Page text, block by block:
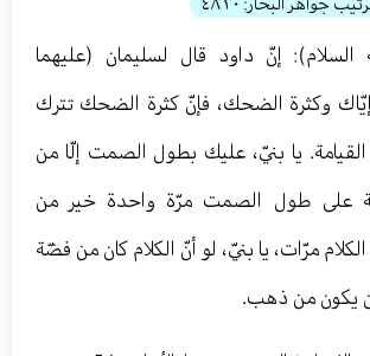
السلام): إنّ داود قال لسليمان (عليهما
إيّاك وكثرة الضحك، فإنّ كثرة الضحك تترك
القيامة. يا بنيّ، عليك بطول الصمت إلّا من
على طول الصمت مرّة واحدة خير من
مرّات، يا بنيّ، لو أنّ الكلام كان من فضّة
يكون من ذهب.